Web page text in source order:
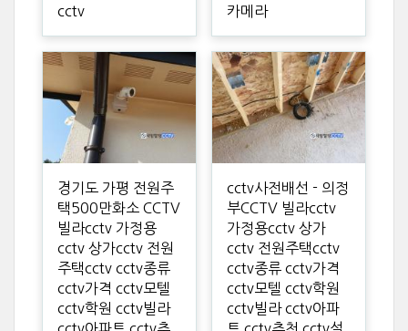
cctv
카메라
경기도 가평 전원주
택500만화소 CCTV
빌라cctv 가정용
cctv 상가cctv 전원
주택cctv cctv종류
cctv가격 cctv모텔
cctv학원 cctv빌라
cctv사전배선 - 의정
부CCTV 빌라cctv
가정용cctv 상가
cctv 전원주택cctv
cctv종류 cctv가격
cctv모텔 cctv학원
cctv빌라 cctv아파